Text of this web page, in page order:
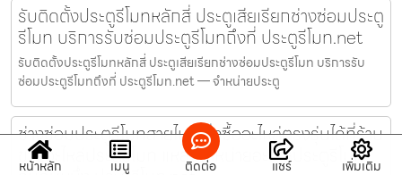
รับติดตั้งประตูรีโมทหลักสี่ ประตูเสียเรียกช่างซ่อมประตู
รีโมท บริการรับซ่อมประตูรีโมทถึงที่ ประตูรีโมท.net
รับติดตั้งประตูรีโมทหลักสี่ ประตูเสียเรียกช่างซ่อมประตูรีโมท บริการรับ
ซ่อมประตูรีโมทถึงที่ ประตูรีโมท.net — จำหน่ายประตู
ช่างซ่อมประตูรีโมทสายไหม สั่งซื้ออะไหล่ตรงรุ่นได้ที่ร้าน
ขายอะไหล่ประตูรีโมท แหล่งจำหน่ายอะไหล่ประตูรีโมท
หน้าหลัก เมนู ติดต่อ แชร์ เพิ่มเติม